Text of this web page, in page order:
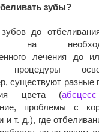
зубы?
до
на
лечения до
процедуры
существуют разные
цвета (
проблемы с
и т. д.), где